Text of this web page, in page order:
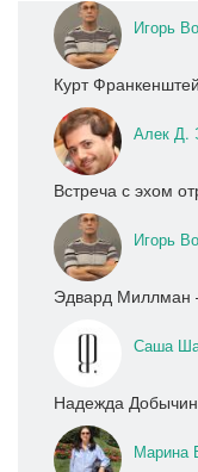
Игорь
Курт
Алек Д.
Встреча с эхом
Игорь
Эдвард Миллман
Саша
Надежда
Марина